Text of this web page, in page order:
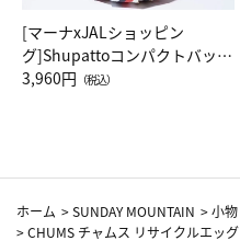
[マーナxJALショッピン
グ]Shupattoコンパクトバッグ
Drop JAL客室乗務員（LC）ス
3,960円 （税込）
ホーム >SUNDAY MOUNTAIN >小
>CHUMS チャムス リサイクルエッ